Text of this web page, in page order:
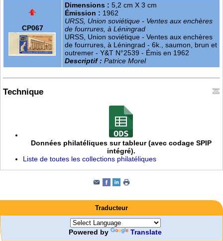
CP067
Dimensions : 5,2 cm X 3 cm
Émission : 1962
URSS, Union soviétique - Ventes aux enchères
de fourrures, à Léningrad
URSS, Union soviétique - Ventes aux enchères
de fourrures, à Léningrad - 6k., saumon, brun et
outremer - Y&T N°2539 - Émis en 1962
Descriptif : Patrice Morel
Technique
Données philatéliques sur tableur (avec codage SPIP
intégré).
Liste de toutes les collections philatéliques
Traducteur
Powered by Translate